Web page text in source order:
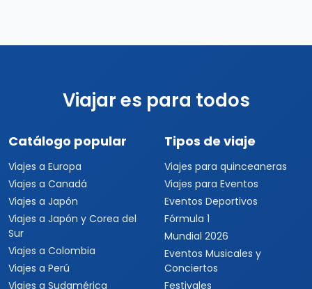
Viajar es para todos
Catálogo popular
Viajes a Europa
Viajes a Canadá
Viajes a Japón
Viajes a Japón y Corea del
Sur
Viajes a Colombia
Viajes a Perú
Viajes a Sudamérica
Tipos de viaje
Viajes para quinceaneras
Viajes para Eventos
Eventos Deportivos
Fórmula 1
Mundial 2026
Eventos Musicales y
Conciertos
Festivales